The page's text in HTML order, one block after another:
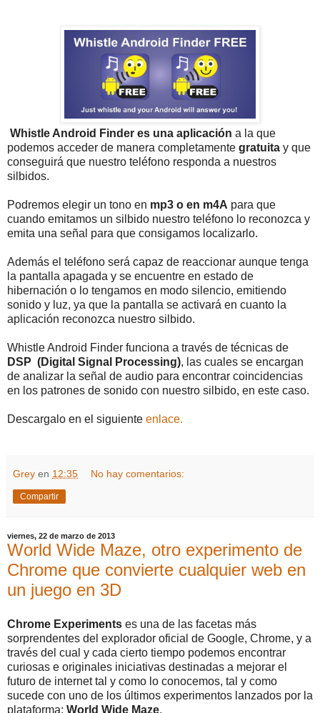
Whistle Android Finder es una aplicación a la que
podemos acceder de manera completamente gratuita y que
conseguirá que nuestro teléfono responda a nuestros
silbidos.
Podremos elegir un tono en mp3 o en m4A para que
cuando emitamos un silbido nuestro teléfono lo reconozca y
emita una señal para que consigamos localizarlo.
Además el teléfono será capaz de reaccionar aunque tenga
la pantalla apagada y se encuentre en estado de
hibernación o lo tengamos en modo silencio, emitiendo
sonido y luz, ya que la pantalla se activará en cuanto la
aplicación reconozca nuestro silbido.
Whistle Android Finder funciona a través de técnicas de
DSP (Digital Signal Processing), las cuales se encargan
de analizar la señal de audio para encontrar coincidencias
en los patrones de sonido con nuestro silbido, en este caso.
Descargalo en el siguiente enlace.
Grey en 12:35 No hay comentarios:
Compartir
viernes, 22 de marzo de 2013
World Wide Maze, otro experimento de
Chrome que convierte cualquier web en
un juego en 3D
Chrome Experiments es una de las facetas más
sorprendentes del explorador oficial de Google, Chrome, y a
través del cual y cada cierto tiempo podemos encontrar
curiosas e originales iniciativas destinadas a mejorar el
futuro de internet tal y como lo conocemos, tal y como
sucede con uno de los últimos experimentos lanzados por la
plataforma: World Wide Maze.